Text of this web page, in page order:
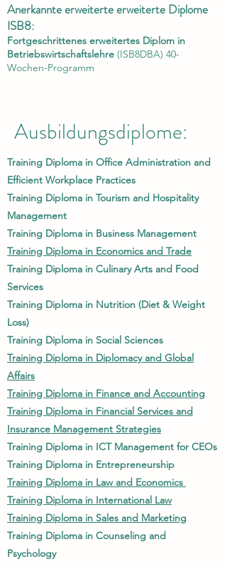
Anerkannte erweiterte erweiterte Diplome
ISB8:
Fortgeschrittenes erweitertes Diplom in
Betriebswirtschaftslehre (ISB8DBA) 40-
Wochen-Programm
Ausbildungsdiplome:
Training Diploma in Office Administration and
Efficient Workplace Practices
Training Diploma in Tourism and Hospitality
Management
Training Diploma in Business Management
Training Diploma in Economics and Trade
Training Diploma in Culinary Arts and Food
Services
Training Diploma in Nutrition (Diet & Weight
Loss)
Training Diploma in Social Sciences
Training Diploma in Diplomacy and Global
Affairs
Training Diploma in Finance and Accounting
Training Diploma in Financial Services and
Insurance Management Strategies
Training Diploma in ICT Management for CEOs
Training Diploma in Entrepreneurship
Training Diploma in Law and Economics
Training Diploma in International Law
Training Diploma in Sales and Marketing
Training Diploma in Counseling and
Psychology